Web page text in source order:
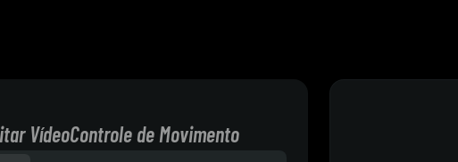
VídeoControle de Movimento